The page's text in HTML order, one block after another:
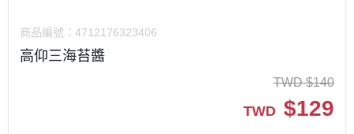
商品編號： 4712176323406
高仰三海苔醬
TWD $140
TWD $129